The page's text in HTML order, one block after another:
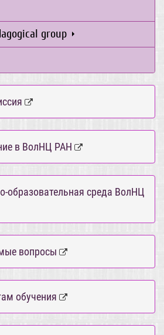
group
в ВолНЦ РАН
образовательная среда ВолНЦ
вопросы
обучения